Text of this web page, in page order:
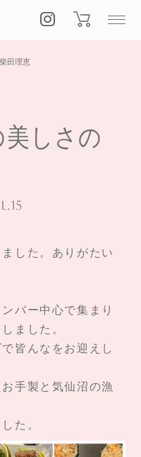
田理恵
しさの
した。ありがたい
バー中心で集まり
ました。
皆んなをお迎えし
手製と気仙沼の漁
た。